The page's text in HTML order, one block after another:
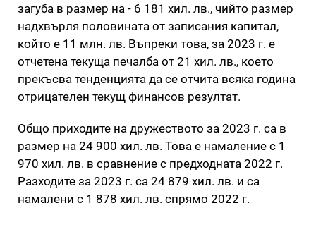
загуба в размер на - 6 181 хил. лв., чийто размер
надхвърля половината от записания капитал,
който е 11 млн. лв. Въпреки това, за 2023 г. е
отчетена текуща печалба от 21 хил. лв., което
прекъсва тенденцията да се отчита всяка година
отрицателен текущ финансов резултат.
Общо приходите на дружеството за 2023 г. са в
размер на 24 900 хил. лв. Това е намаление с 1
970 хил. лв. в сравнение с предходната 2022 г.
Разходите за 2023 г. са 24 879 хил. лв. и са
намалени с 1 878 хил. лв. спрямо 2022 г.